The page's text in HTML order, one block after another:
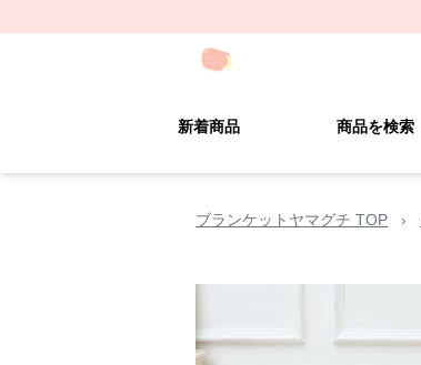
新着商品 商品を検索
ブランケットヤマグチ TOP ›